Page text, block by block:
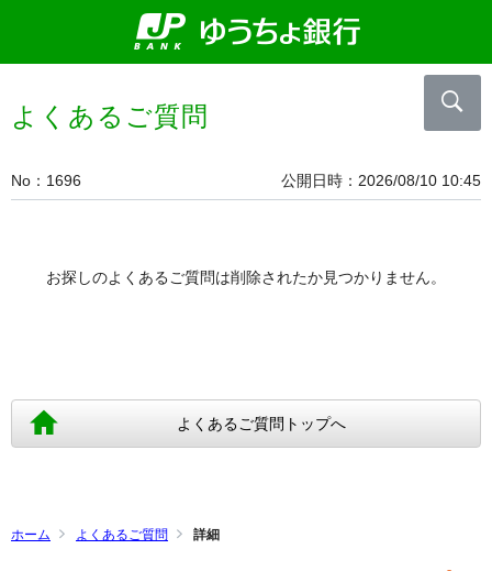
よくあるご質問
No 1696 公開日時 2026/08/10 10:45
お探しのよくあるご質問は削除されたか見つかりません。
よくあるご質問トップへ
ホーム よくあるご質問 詳細